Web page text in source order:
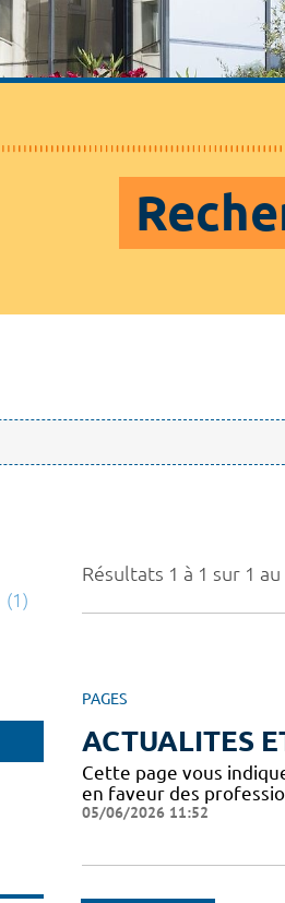
Résultats 1 à 1 sur 1
PAGES
ACTUALITES
Cette page vous
en faveur des
05/06/2026 11:52
(1)